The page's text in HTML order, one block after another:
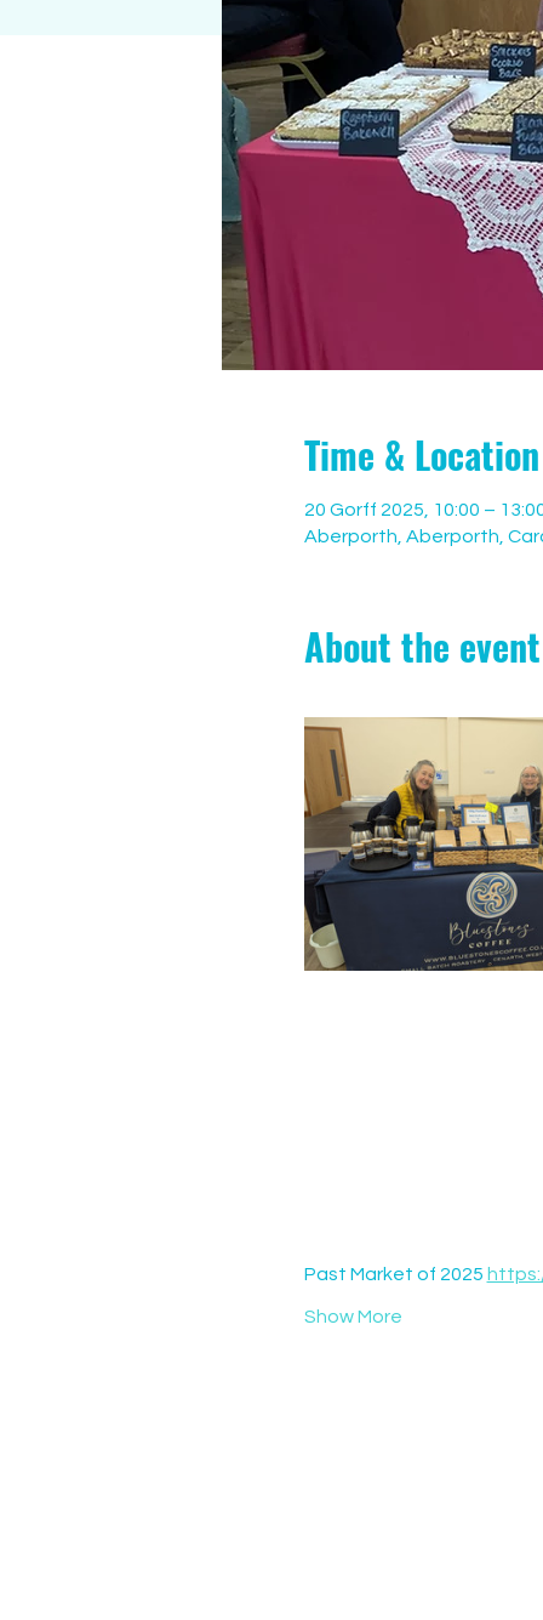
Time & Location
20 Gorff 2025, 10:00 –
Aberporth, Aberporth,
About the event
Past Market of 2025
Show More